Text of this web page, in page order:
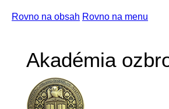
Rovno na obsah Rovno na menu
Akadémia